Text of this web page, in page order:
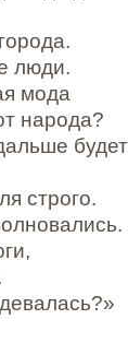
люди.
мода
народа?
строго.